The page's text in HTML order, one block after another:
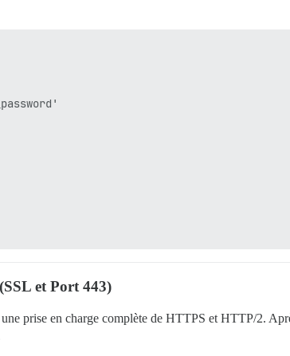
et Port 443)
prise en charge complète de HTTPS et HTTP/2.